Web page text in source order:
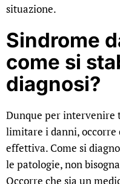
situazione.
Sindrome
come si
diagnosi?
Dunque per intervenire
limitare i danni, occorre
effettiva. Come si
le patologie, non
Occorre che sia un